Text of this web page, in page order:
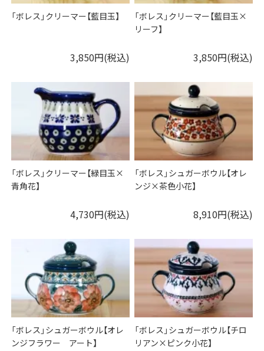
「ボレス」クリーマー【藍目玉】
3,850円(税込)
「ボレス」クリーマー【藍目玉×
リーフ】
3,850円(税込)
「ボレス」クリーマー【緑目玉×
青角花】
4,730円(税込)
「ボレス」シュガーボウル【オレ
ンジ×茶色小花】
8,910円(税込)
「ボレス」シュガーボウル【オレ
ンジフラワー アート】
「ボレス」シュガーボウル【チロ
リアン×ピンク小花】